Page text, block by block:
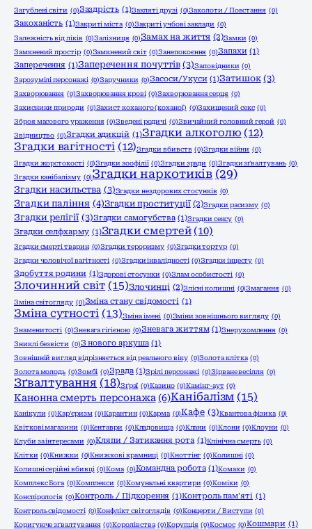
Загублені світи (0)Заздрість (1)Закляті друзі (0)Заколоти / Повстання (0)
Закоханість (1)Закриті міста (0)Закриті учбові заклади (0)
Залежність від ліків (0)Залізниця (0)Замах на життя (2)Замки (0)
Замкнений простір (0)Замкнений світ (0)Занепокоєння (0)Запахи (1)
Заперечення (1)Заперечення почуттів (3)Заповідники (0)
Зарозумілі персонажі (0)Заручники (0)Засоси/Укуси (1)Затишок (3)
Захворювання (0)Захворювання крові (0)Захворювання серця (0)
Захисники природи (0)Захист коханого (коханої) (0)Захищений секс (0)
Зброя масового ураження (0)Зведені родичі (0)Звичайний головний герой (0)
Звідництво (0)Згадки адикцій (1)Згадки алкоголю (12)
Згадки вагітності (12)Згадки вбивств (0)Згадки війни (0)
Згадки жорстокості (0)Згадки зоофілії (0)Згадки зради (0)Згадки зґвалтувань (0)
Згадки канібалізму (0)Згадки наркотиків (29)
Згадки насильства (3)Згадки нездорових стосунків (0)
Згадки паління (4)Згадки проституції (2)Згадки расизму (0)
Згадки релігії (3)Згадки самогубства (1)Згадки сексу (0)
Згадки селфхарму (1)Згадки смертей (10)
Згадки смерті тварин (0)Згадки тероризму (0)Згадки тортур (0)
Згадки чоловічої вагітності (0)Згадки інвалідності (0)Згадки інцесту (0)
Здобуття родини (1)Здорові стосунки (0)Злам особистості (0)
Злочинний світ (15)Злочинці (2)Злісні колишні (0)Змагання (0)
Зміна світогляду (0)Зміна стану свідомості (1)
Зміна сутності (13)Зміна імені (0)Зміни зовнішнього вигляду (0)
Знаменитості (0)Зневага гігієною (0)Зневага життям (1)Знерухомлення (0)
Зниклі безвісти (0)З нового аркуша (1)
Зовнішній вигляд відрізняється від реального віку (0)Золота клітка (0)
Золота молодь (0)Зомбі (0)Зрада (1)Зрілі персонажі (0)Зірване весілля (0)
Зґвалтування (18)Зґраї (0)Казино (0)Камінг-аут (0)
Канонна смерть персонажа (6)Канібалізм (15)
Канікули (0)Кар'єризм (0)Карантин (0)Карма (0)Кафе (3)Квантова фізика (0)
Квіткові магазини (0)Кентаври (0)Кладовища (0)Клани (0)Клони (0)Клоуни (0)
Клуби за інтересами (0)Кляпи / Затикання рота (1)Клінічна смерть (0)
Клітки (0)Книжки (0)Книжкові крамниці (0)Кноттінг (0)Колишні (0)
Колишні серійні вбивці (0)Кома (0)Командна робота (1)Комахи (0)
Комплекс Бога (0)Комплекси (0)Комунальні квартири (0)Коміки (0)
Конспірологія (0)Контроль / Підкорення (1)Контроль пам'яті (1)
Контроль свідомості (0)Конфлікт світоглядів (0)Концерти / Виступи (0)
Коригуюче зґвалтування (0)Королівства (0)Корупція (0)Космос (0)Кошмари (1)